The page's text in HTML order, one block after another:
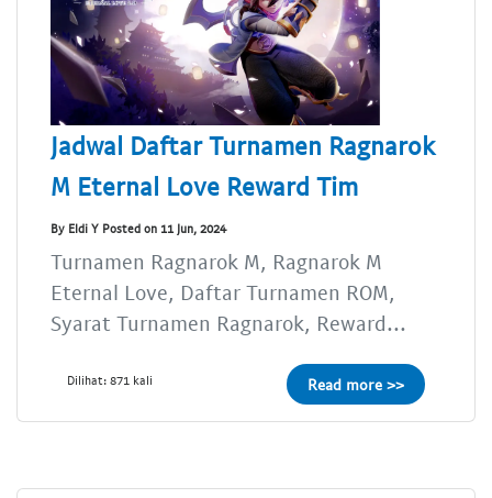
Jadwal Daftar Turnamen Ragnarok
M Eternal Love Reward Tim
By Eldi Y Posted on 11 Jun, 2024
Turnamen Ragnarok M, Ragnarok M
Eternal Love, Daftar Turnamen ROM,
Syarat Turnamen Ragnarok, Reward...
Dilihat: 871 kali Read more >>